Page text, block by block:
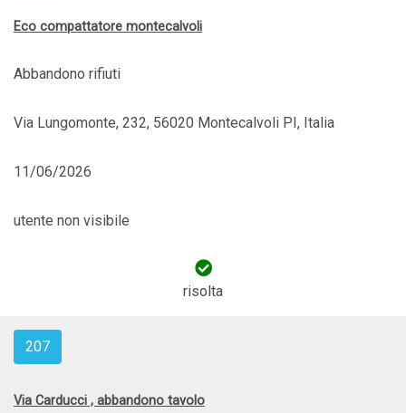
Eco compattatore montecalvoli
Abbandono rifiuti
Via Lungomonte, 232, 56020 Montecalvoli PI, Italia
11/06/2026
utente non visibile
risolta
207
Via Carducci , abbandono tavolo